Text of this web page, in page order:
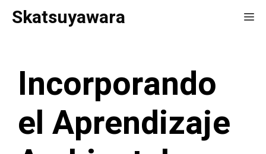
SaltarSkatsuyawara
Incorporando
el Aprendizaje